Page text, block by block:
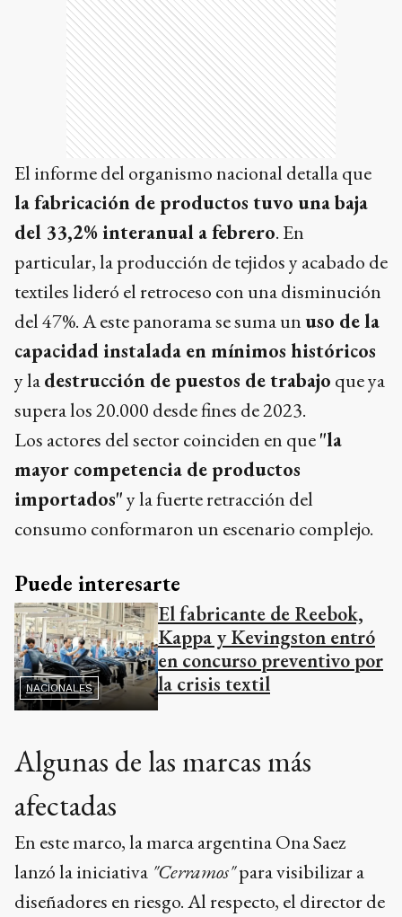
El informe del organismo nacional detalla que
la fabricación de productos tuvo una baja
del 33,2% interanual a febrero. En
particular, la producción de tejidos y acabado de
textiles lideró el retroceso con una disminución
del 47%. A este panorama se suma unuso de la
capacidad instalada en mínimos históricos
y ladestrucción de puestos de trabajo que ya
supera los 20.000 desde fines de 2023.
Los actores del sector coinciden en que"la
mayor competencia de productos
importados"y la fuerte retracción del
consumo conformaron un escenario complejo.
Puede interesarte
NACIONALES
El fabricante de Reebok,
Kappa y Kevingston entró
en concurso preventivo por
la crisis textil
Algunas de las marcas más
afectadas
En este marco, la marca argentina Ona Saez
lanzó la iniciativa "Cerramos"para visibilizar a
diseñadores en riesgo. Al respecto, el director de